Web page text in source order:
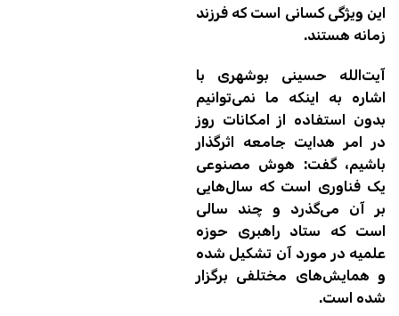
این ویژگی کسانی است که فرزند
زمانه هستند.
آیت‌الله حسینی بوشهری با
اشاره به اینکه ما نمی‌توانیم
بدون استفاده از امکانات روز
در امر هدایت جامعه اثرگذار
باشیم، گفت: هوش مصنوعی
یک فناوری است که سال‌هایی
بر آن می‌گذرد و چند سالی
است که ستاد راهبری حوزه
علمیه در مورد آن تشکیل شده
و همایش‌های مختلفی برگزار
شده است.